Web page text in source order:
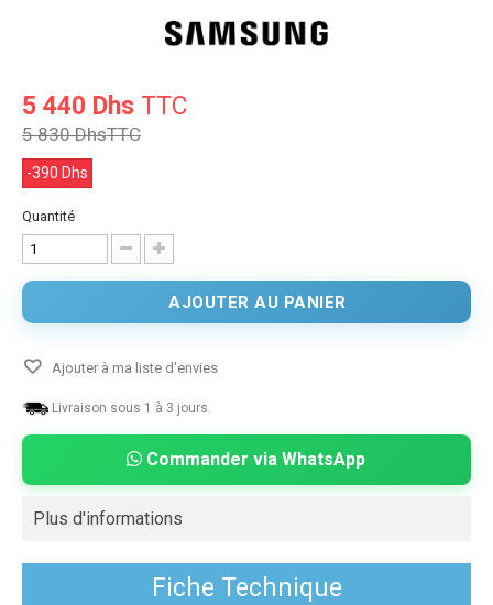
5 440 Dhs TTC
5 830 DhsTTC
-390 Dhs
Quantité
AJOUTER AU PANIER
Ajouter à ma liste d'envies
Livraison sous 1 à 3 jours.
Commander via WhatsApp
Plus d'informations
Fiche Technique